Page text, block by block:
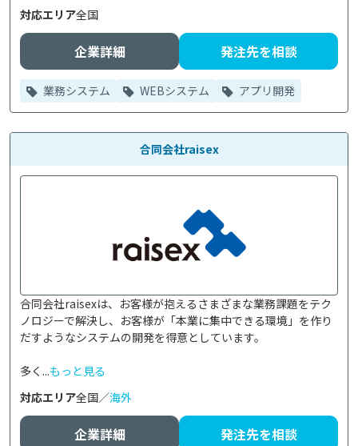
対応エリア全国
企業詳細 発注先を相談
業務システム WEBシステム アプリ開発
合同会社raisex
合同会社raisexは、お客様が抱えるさまざまな業務課題をテク
ノロジーで解決し、お客様が「本業に集中できる環境」を作り
だすようなシステムの開発を得意としています。
多く...もっと見る
対応エリア全国／海外
企業詳細 発注先を相談